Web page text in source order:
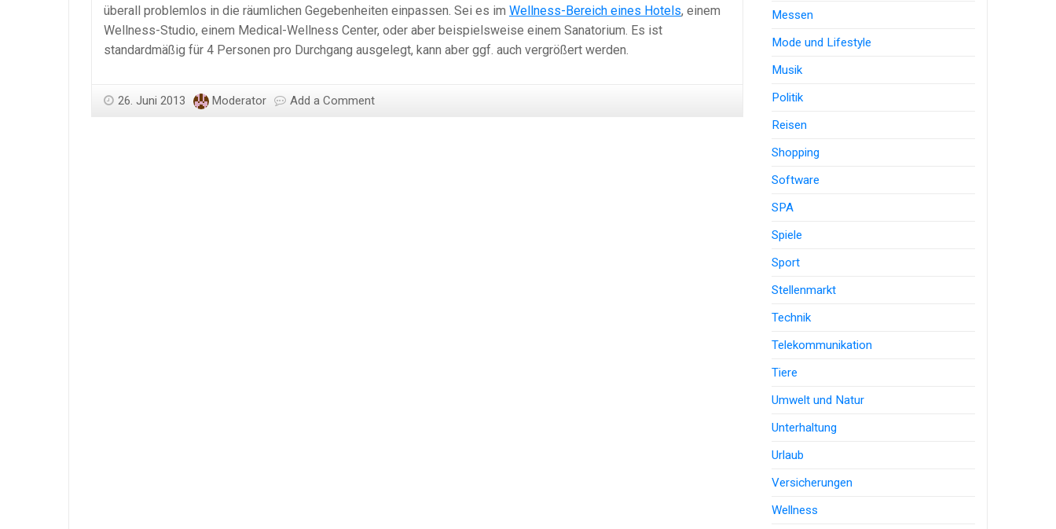
überall problemlos in die räumlichen Gegebenheiten einpassen. Sei es im Wellness-Bereich eines Hotels, einem
Wellness-Studio, einem Medical-Wellness Center, oder aber beispielsweise einem Sanatorium. Es ist
standardmäßig für 4 Personen pro Durchgang ausgelegt, kann aber ggf. auch vergrößert werden.
26. Juni 2013 Moderator Add a Comment
Messen
Mode und Lifestyle
Musik
Politik
Reisen
Shopping
Software
SPA
Spiele
Sport
Stellenmarkt
Technik
Telekommunikation
Tiere
Umwelt und Natur
Unterhaltung
Urlaub
Versicherungen
Wellness